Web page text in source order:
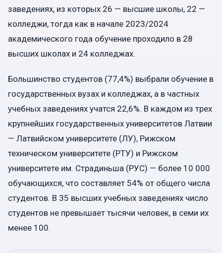
заведениях, из которых 26 — высшие школы, 22 —
колледжи, тогда как в начале 2023/2024
академического года обучение проходило в 28
высших школах и 24 колледжах.
Большинство студентов (77,4%) выбрали обучение в
государственных вузах и колледжах, а в частных
учебных заведениях учатся 22,6%. В каждом из трех
крупнейших государственных университетов Латвии
— Латвийском университете (ЛУ), Рижском
техническом университете (РТУ) и Рижском
университете им. Страдиньша (РУС) — более 10 000
обучающихся, что составляет 54% от общего числа
студентов. В 35 высших учебных заведениях число
студентов не превышает тысячи человек, в семи их
менее 100.